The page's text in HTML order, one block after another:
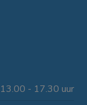
13.00 - 17.30 uur